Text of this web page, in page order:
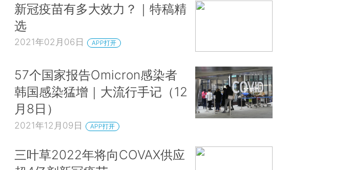
新冠疫苗有多大效力？｜特稿精
选
2021年02月06日 APP打开
57个国家报告Omicron感染者
韩国感染猛增｜大流行手记（12
月8日）
2021年12月09日 APP打开
三叶草2022年将向COVAX供应